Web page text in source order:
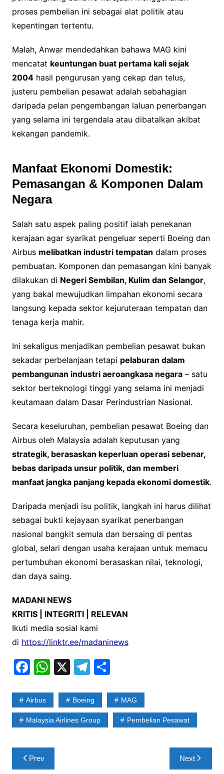
proses pembelian ini sebagai alat politik atau
kepentingan tertentu.
Malah, Anwar mendedahkan bahawa MAG kini
mencatat keuntungan buat pertama kali sejak
2004hasil pengurusan yang cekap dan telus,
justeru pembelian pesawat adalah sebahagian
daripada pelan pengembangan laluan penerbangan
yang selama ini tergendala atau dibatalkan akibat
kekangan pandemik.
Manfaat Ekonomi Domestik:
Pemasangan & Komponen Dalam
Negara
Salah satu aspek paling positif ialah penekanan
kerajaan agar syarikat pengeluar seperti Boeing dan
Airbus melibatkan industri tempatan dalam proses
pembuatan. Komponen dan pemasangan kini banyak
dilakukan di Negeri Sembilan, Kulim dan Selangor,
yang bakal mewujudkan limpahan ekonomi secara
langsung kepada sektor kejuruteraan tempatan dan
tenaga kerja mahir.
Ini sekaligus menjadikan pembelian pesawat bukan
sekadar perbelanjaan tetapi pelaburan dalam
pembangunan industri aeroangkasa negara– satu
sektor berteknologi tinggi yang selama ini menjadi
keutamaan dalam Dasar Perindustrian Nasional.
Secara keseluruhan, pembelian pesawat Boeing dan
Airbus oleh Malaysia adalah keputusan yang
strategik, berasaskan keperluan operasi sebenar,
bebas daripada unsur politik, dan memberi
manfaat jangka panjang kepada ekonomi domestik.
Daripada menjadi isu politik, langkah ini harus dilihat
sebagai bukti kejayaan syarikat penerbangan
nasional bangkit semula dan bersaing di pentas
global, selari dengan usaha kerajaan untuk memacu
pertumbuhan ekonomi berasaskan nilai, teknologi,
dan daya saing.
MADANI NEWS
KRITIS | INTEGRITI | RELEVAN
Ikuti media sosial kami
di https://linktr.ee/madaninews
F
c
e
b
o
o
W
at
s
A
p
X T
e
gr
a
S
ar
e
Airbus Boeing MAG
Malaysia Airlines Group Pembelian Pesawat
Post
navigation
Prev Next